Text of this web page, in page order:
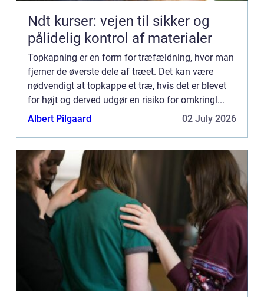
Ndt kurser: vejen til sikker og
pålidelig kontrol af materialer
Topkapning er en form for træfældning, hvor man
fjerner de øverste dele af træet. Det kan være
nødvendigt at topkappe et træ, hvis det er blevet
for højt og derved udgør en risiko for omkringl...
Albert Pilgaard
02 July 2026